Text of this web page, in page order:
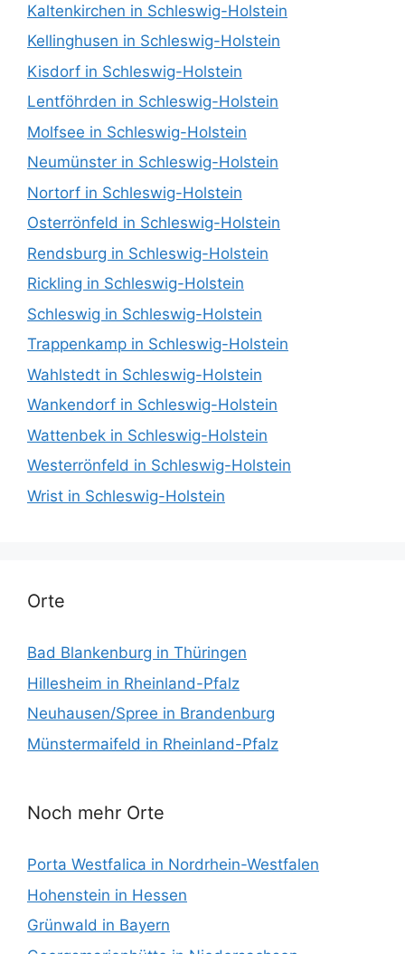
Kaltenkirchen in Schleswig-Holstein
Kellinghusen in Schleswig-Holstein
Kisdorf in Schleswig-Holstein
Lentföhrden in Schleswig-Holstein
Molfsee in Schleswig-Holstein
Neumünster in Schleswig-Holstein
Nortorf in Schleswig-Holstein
Osterrönfeld in Schleswig-Holstein
Rendsburg in Schleswig-Holstein
Rickling in Schleswig-Holstein
Schleswig in Schleswig-Holstein
Trappenkamp in Schleswig-Holstein
Wahlstedt in Schleswig-Holstein
Wankendorf in Schleswig-Holstein
Wattenbek in Schleswig-Holstein
Westerrönfeld in Schleswig-Holstein
Wrist in Schleswig-Holstein
Orte
Bad Blankenburg in Thüringen
Hillesheim in Rheinland-Pfalz
Neuhausen/Spree in Brandenburg
Münstermaifeld in Rheinland-Pfalz
Noch mehr Orte
Porta Westfalica in Nordrhein-Westfalen
Hohenstein in Hessen
Grünwald in Bayern